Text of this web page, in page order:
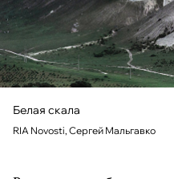
Белая скала
RIA Novosti, Сергей Мальгавко